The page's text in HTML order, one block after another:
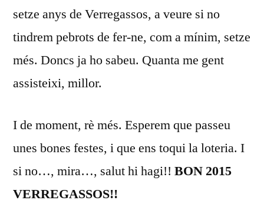
setze anys de Verregassos, a veure si no
tindrem pebrots de fer-ne, com a mínim, setze
més. Doncs ja ho sabeu. Quanta me gent
assisteixi, millor.
I de moment, rè més. Esperem que passeu
unes bones festes, i que ens toqui la loteria. I
si no…, mira…, salut hi hagi!! BON 2015
VERREGASSOS!!